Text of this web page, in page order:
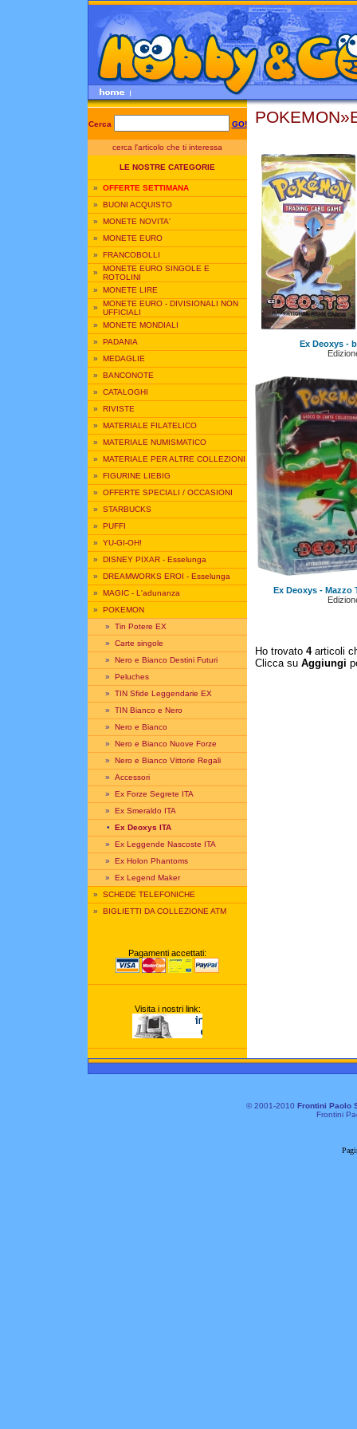
Cerca GO!
cerca l'articolo che ti interessa
LE NOSTRE CATEGORIE
» OFFERTE SETTIMANA
» BUONI ACQUISTO
» MONETE NOVITA'
» MONETE EURO
» FRANCOBOLLI
» MONETE EURO SINGOLE E
ROTOLINI
» MONETE LIRE
» MONETE EURO - DIVISIONALI NON
UFFICIALI
» MONETE MONDIALI
» PADANIA
» MEDAGLIE
» BANCONOTE
» CATALOGHI
» RIVISTE
» MATERIALE FILATELICO
» MATERIALE NUMISMATICO
» MATERIALE PER ALTRE COLLEZIONI
» FIGURINE LIEBIG
» OFFERTE SPECIALI / OCCASIONI
» STARBUCKS
» PUFFI
» YU-GI-OH!
» DISNEY PIXAR - Esselunga
» DREAMWORKS EROI - Esselunga
» MAGIC - L'adunanza
» POKEMON
» Tin Potere EX
» Carte singole
» Nero e Bianco Destini Futuri
» Peluches
» TIN Sfide Leggendarie EX
» TIN Bianco e Nero
» Nero e Bianco
» Nero e Bianco Nuove Forze
» Nero e Bianco Vittorie Regali
» Accessori
» Ex Forze Segrete ITA
» Ex Smeraldo ITA
• Ex Deoxys ITA
» Ex Leggende Nascoste ITA
» Ex Holon Phantoms
» Ex Legend Maker
» SCHEDE TELEFONICHE
» BIGLIETTI DA COLLEZIONE ATM
Pagamenti accettati:
Visita i nostri link:
Ex Deoxys -
Ex Deoxys - Mazzo
Ho trovato 4articoli
Clicca su Aggiungi
© 2001-2010 Frontini Paolo
Frontini